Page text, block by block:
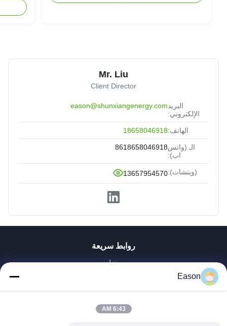
Mr. Liu
Client Director
البريد
الإلكتروني:
eason@shunxiangenergy.com
الهاتف:18658046918
الـ (واتس
اب):
8618658046918
(ويتشات):13657954570
روابط سريعة
منزل
جولة في المعمل
Eason
6:43 AM